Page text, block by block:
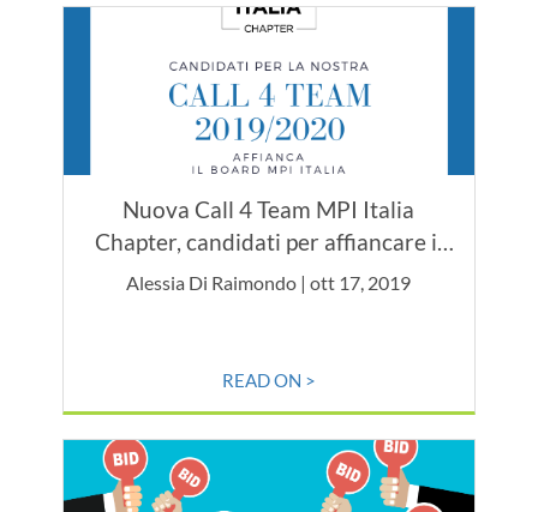
Nuova Call 4 Team MPI Italia
Chapter, candidati per affiancare il
Board 2019/2020
Alessia Di Raimondo | ott 17, 2019
READ ON >